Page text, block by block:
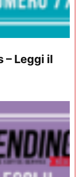
– Leggi il